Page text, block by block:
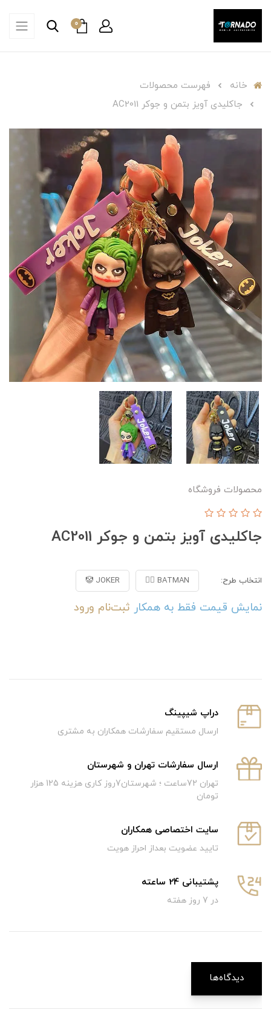
0
خانه
فهرست محصولات
جاکلیدی آویز بتمن و جوکر AC2011
محصولات فروشگاه
جاکلیدی آویز بتمن و جوکر AC2011
انتخاب طرح: BATMAN 🐱‍👤
JOKER 🤡
نمایش قیمت فقط به همکار ثبت‌نام ورود
دراپ شیپینگ
ارسال مستقیم سفارشات همکاران به مشتری
ارسال سفارشات تهران و شهرستان
تهران 72ساعت ؛ شهرستان7روز کاری هزینه 125 هزار
تومان
سایت اختصاصی همکاران
تایید عضویت بعداز احراز هویت
پشتیبانی 24 ساعته
در 7 روز هفته
دیدگاه‌ها